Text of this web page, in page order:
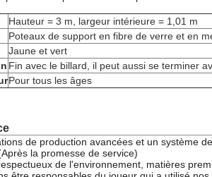
Hauteur = 3 m, largeur intérieure = 1,01 m
Poteaux de support en fibre de verre et en
Jaune et vert
Fin avec le billard, il peut aussi se terminer
Pour tous les âges
de production avancées et un système
la promesse de service)
de l'environnement, matières